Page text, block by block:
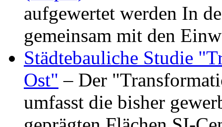
aufgewertet werden In
gemeinsam mit den
Städtebauliche Studie
Ost" – Der
umfasst die bisher